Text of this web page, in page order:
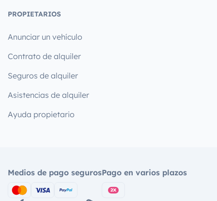
PROPIETARIOS
Anunciar un vehículo
Contrato de alquiler
Seguros de alquiler
Asistencias de alquiler
Ayuda propietario
Medios de pago segurosPago en varios plazos